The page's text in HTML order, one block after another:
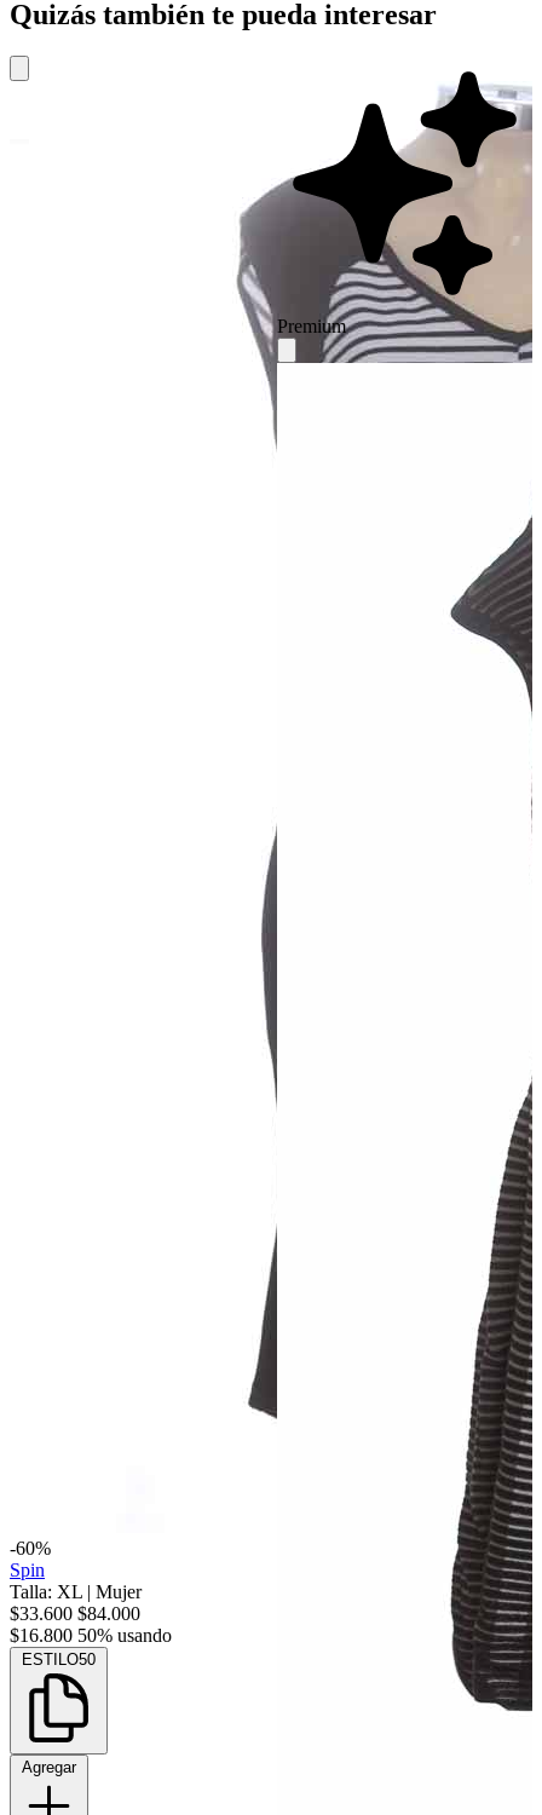
Quizás también te pueda interesar
-60%
Spin
Talla: XL | Mujer
$33.600 $84.000
$16.800 50% usando
ESTILO50
Agregar
Premium